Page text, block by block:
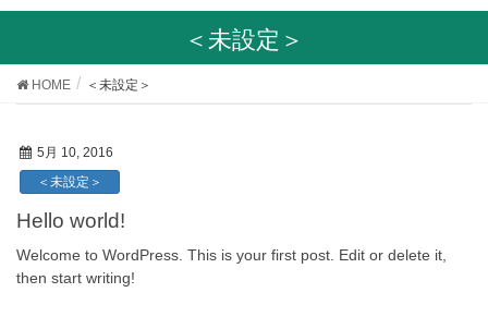
＜未設定＞
HOME ＜未設定＞
5月 10, 2016
＜未設定＞
Hello world!
Welcome to WordPress. This is your first post. Edit or delete it,
then start writing!